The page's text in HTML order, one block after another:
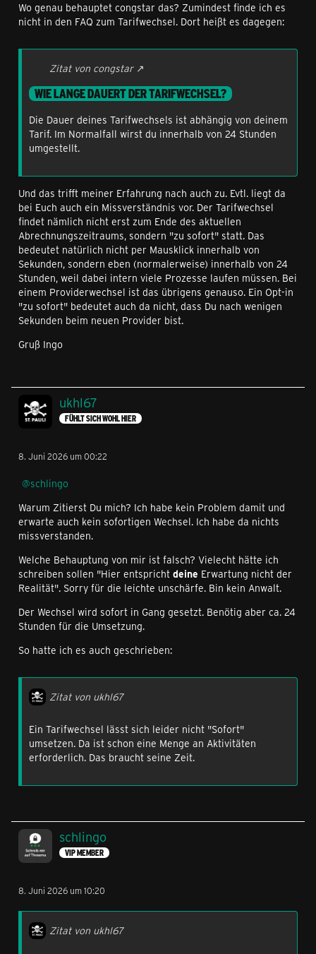
Wo genau behauptet congstar das? Zumindest finde ich es
nicht in den FAQ zum Tarifwechsel. Dort heißt es dagegen:
Zitat von congstar
WIE LANGE DAUERT DER TARIFWECHSEL?
Die Dauer deines Tarifwechsels ist abhängig von deinem
Tarif. Im Normalfall wirst du innerhalb von 24 Stunden
umgestellt.
Und das trifft meiner Erfahrung nach auch zu. Evtl. liegt da
bei Euch auch ein Missverständnis vor. Der Tarifwechsel
findet nämlich nicht erst zum Ende des aktuellen
Abrechnungszeitraums, sondern "zu sofort" statt. Das
bedeutet natürlich nicht per Mausklick innerhalb von
Sekunden, sondern eben (normalerweise) innerhalb von 24
Stunden, weil dabei intern viele Prozesse laufen müssen. Bei
einem Providerwechsel ist das übrigens genauso. Ein Opt-in
"zu sofort" bedeutet auch da nicht, dass Du nach wenigen
Sekunden beim neuen Provider bist.
Gruß Ingo
ukhl67
FÜHLT SICH WOHL HIER
8. Juni 2026 um 00:22
schlingo
Warum Zitierst Du mich? Ich habe kein Problem damit und
erwarte auch kein sofortigen Wechsel. Ich habe da nichts
missverstanden.
Welche Behauptung von mir ist falsch? Vielecht hätte ich
schreiben sollen "Hier entspricht deine Erwartung nicht der
Realität". Sorry für die leichte unschärfe. Bin kein Anwalt.
Der Wechsel wird sofort in Gang gesetzt. Benötig aber ca. 24
Stunden für die Umsetzung.
So hatte ich es auch geschrieben:
Zitat von ukhl67
Ein Tarifwechsel lässt sich leider nicht "Sofort"
umsetzen. Da ist schon eine Menge an Aktivitäten
erforderlich. Das braucht seine Zeit.
schlingo
VIP MEMBER
8. Juni 2026 um 10:20
Zitat von ukhl67